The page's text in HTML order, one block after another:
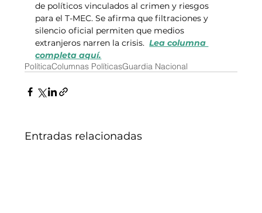
de políticos vinculados al crimen y riesgos
para el T-MEC. Se afirma que filtraciones y
silencio oficial permiten que medios
extranjeros narren la crisis. Lea columna
completa aquí.
PolíticaColumnas PolíticasGuardia Nacional
Entradas relacionadas